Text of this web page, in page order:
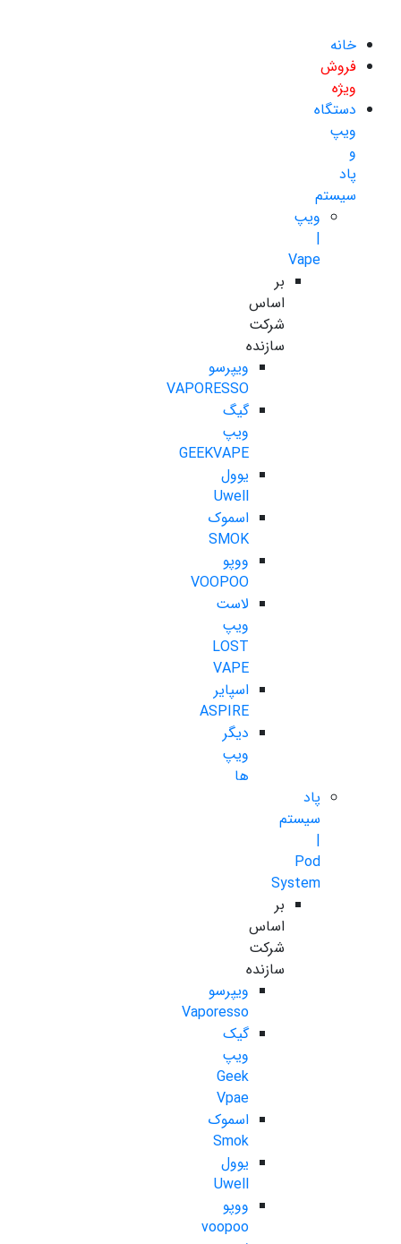
خانه
فروش
ویژه
دستگاه
ویپ
و
پاد
سیستم
ویپ
|
Vape
بر
اساس
شرکت
سازنده
ویپرسو
VAPORESSO
گیگ
ویپ
GEEKVAPE
یوول
Uwell
اسموک
SMOK
ووپو
VOOPOO
لاست
ویپ
LOST
VAPE
اسپایر
ASPIRE
دیگر
ویپ
ها
پاد
سیستم
|
Pod
System
بر
اساس
شرکت
سازنده
ویپرسو
Vaporesso
گیک
ویپ
Geek
Vpae
اسموک
Smok
یوول
Uwell
ووپو
voopoo